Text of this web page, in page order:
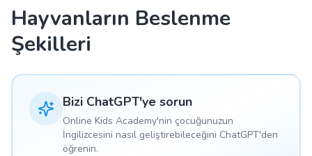
Hayvanların Beslenme
Şekilleri
Bizi ChatGPT'ye sorun
Online Kids Academy'nin çocuğunuzun
İngilizcesini nasıl geliştirebileceğini ChatGPT'den
öğrenin.